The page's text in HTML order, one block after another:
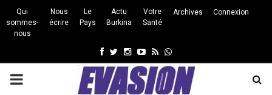
Qui
sommes-
nous
Nous
écrire
Le
Pays
Actu
Burkina
Votre
Santé
Archives Connexion
Facebook
Twitter
Instagram
Youtube
RssWhatsapp
PRIMARY